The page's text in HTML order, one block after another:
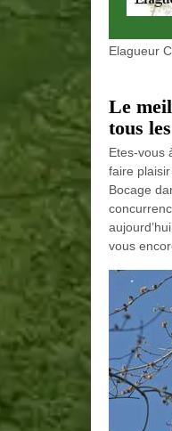
Elagueur
Le
tous
Etes-vous
faire
Bocage
vous